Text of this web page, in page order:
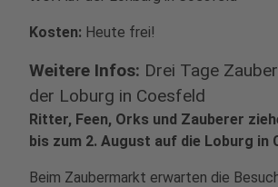
Kosten: Heute frei!
Weitere Infos: Drei Tage
der Loburg in Coesfeld
Ritter, Feen, Orks und Zauberer
bis zum 2. August auf die Loburg in
Beim Zaubermarkt erwarten die